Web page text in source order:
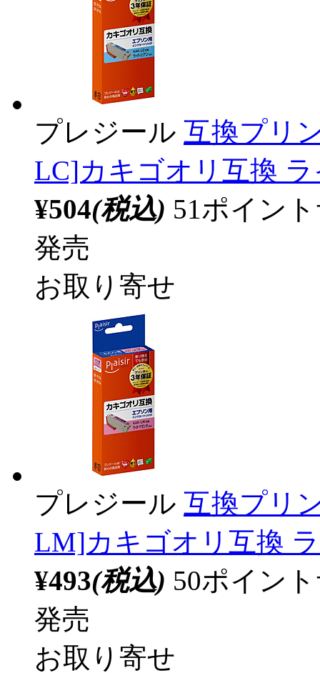
プレジール 互換プリ
LC]カキゴオリ互換
¥504(税込) 51ポイン
発売
お取り寄せ
プレジール 互換プリ
LM]カキゴオリ互換
¥493(税込) 50ポイン
発売
お取り寄せ